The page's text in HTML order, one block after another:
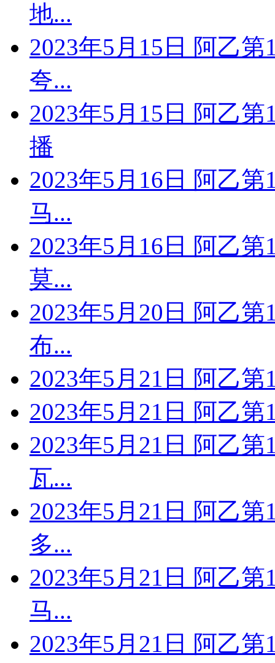
地...
2023年5月15日 阿乙
夸...
2023年5月15日 阿乙
播
2023年5月16日 阿乙
马...
2023年5月16日 阿乙
莫...
2023年5月20日 阿乙
布...
2023年5月21日 阿乙
2023年5月21日 阿乙
2023年5月21日 阿乙
瓦...
2023年5月21日 阿乙
多...
2023年5月21日 阿乙
马...
2023年5月21日 阿乙